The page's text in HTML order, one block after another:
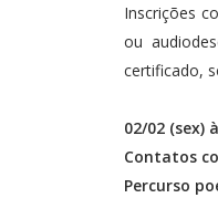
Inscrições
ou
certificado,
02/02 (sex)
Contatos
Percurso